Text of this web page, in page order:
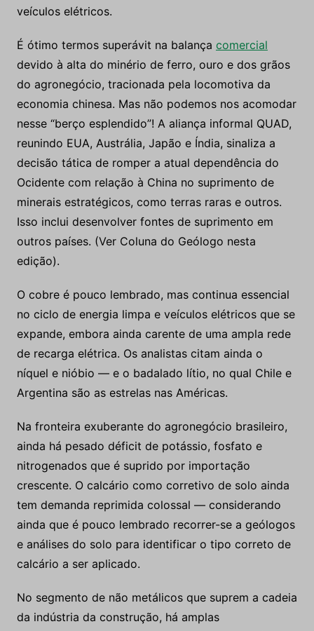
veículos elétricos.
É ótimo termos superávit na balança comercial
devido à alta do minério de ferro, ouro e dos grãos
do agronegócio, tracionada pela locomotiva da
economia chinesa. Mas não podemos nos acomodar
nesse “berço esplendido”! A aliança informal QUAD,
reunindo EUA, Austrália, Japão e Índia, sinaliza a
decisão tática de romper a atual dependência do
Ocidente com relação à China no suprimento de
minerais estratégicos, como terras raras e outros.
Isso inclui desenvolver fontes de suprimento em
outros países. (Ver Coluna do Geólogo nesta
edição).
O cobre é pouco lembrado, mas continua essencial
no ciclo de energia limpa e veículos elétricos que se
expande, embora ainda carente de uma ampla rede
de recarga elétrica. Os analistas citam ainda o
níquel e nióbio — e o badalado lítio, no qual Chile e
Argentina são as estrelas nas Américas.
Na fronteira exuberante do agronegócio brasileiro,
ainda há pesado déficit de potássio, fosfato e
nitrogenados que é suprido por importação
crescente. O calcário como corretivo de solo ainda
tem demanda reprimida colossal — considerando
ainda que é pouco lembrado recorrer-se a geólogos
e análises do solo para identificar o tipo correto de
calcário a ser aplicado.
No segmento de não metálicos que suprem a cadeia
da indústria da construção, há amplas